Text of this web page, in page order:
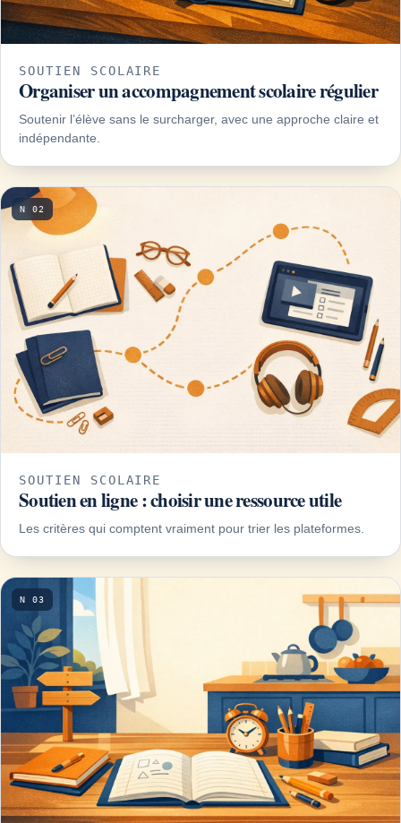
SOUTIEN SCOLAIRE
Organiser un accompagnement scolaire régulier
Soutenir l’élève sans le surcharger, avec une approche claire et
indépendante.
N 02
SOUTIEN SCOLAIRE
Soutien en ligne : choisir une ressource utile
Les critères qui comptent vraiment pour trier les plateformes.
N 03